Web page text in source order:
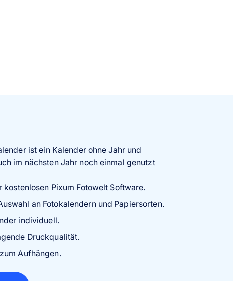
ist ein Kalender ohne Jahr und
im nächsten Jahr noch einmal genutzt
Pixum Fotowelt Software.
an Fotokalendern und Papiersorten.
individuell.
Druckqualität.
Aufhängen.